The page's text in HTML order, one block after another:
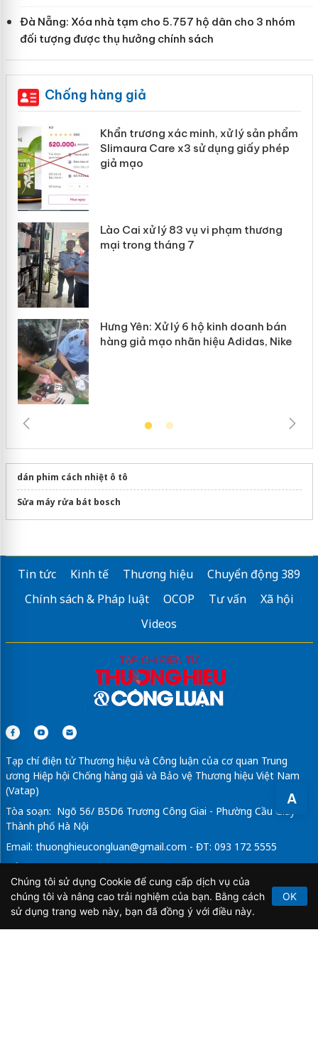
A
Đà Nẵng: Xóa nhà tạm cho 5.757 hộ dân cho 3 nhóm
đối tượng được thụ hưởng chính sách
Chống hàng giả
Khẩn trương xác minh, xử lý sản phẩm
Slimaura Care x3 sử dụng giấy phép
giả mạo
Lào Cai xử lý 83 vụ vi phạm thương
mại trong tháng 7
Hưng Yên: Xử lý 6 hộ kinh doanh bán
hàng giả mạo nhãn hiệu Adidas, Nike
dán phim cách nhiệt ô tô
Sửa máy rửa bát bosch
Tin tức Kinh tế Thương hiệu
Chuyển động 389
Chính sách & Pháp luật
OCOP Tư vấn
Xã hội
Videos
Tạp chí điện tử Thương hiệu và Công luận của cơ quan Trung
ương Hiệp hội Chống hàng giả và Bảo vệ Thương hiệu Việt Nam
(Vatap)
Tòa soạn: Ngõ 56/ B5D6 Trương Công Giai - Phường Cầu Giấy -
Thành phố Hà Nội
Email: thuonghieucongluan@gmail.com - ĐT: 093 172 5555
Tổng Biên Tập: Vũ Đức Thuận
Giấy phép hoạt động báo chí điện tử số 64/GP-BTTTT do Bộ
Thông tin và Truyền thông cấp ngày 21/2/2020.
Chúng tôi sử dụng Cookie để cung cấp dịch vụ của
chúng tôi và nâng cao trải nghiệm của bạn. Bằng cách
sử dụng trang web này, bạn đã đồng ý với điều này.
OK